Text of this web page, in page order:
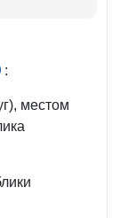
ч.:
местом